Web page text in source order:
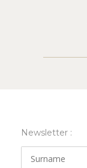
Newsletter :